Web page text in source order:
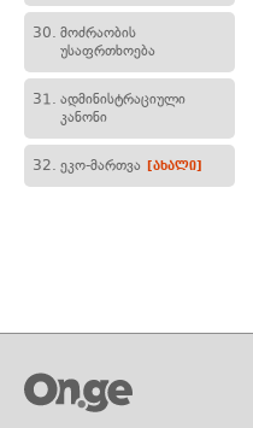
30. მოძრაობის
უსაფრთხოება
31. ადმინისტრაციული
კანონი
32. ეკო-მართვა [ახალი]